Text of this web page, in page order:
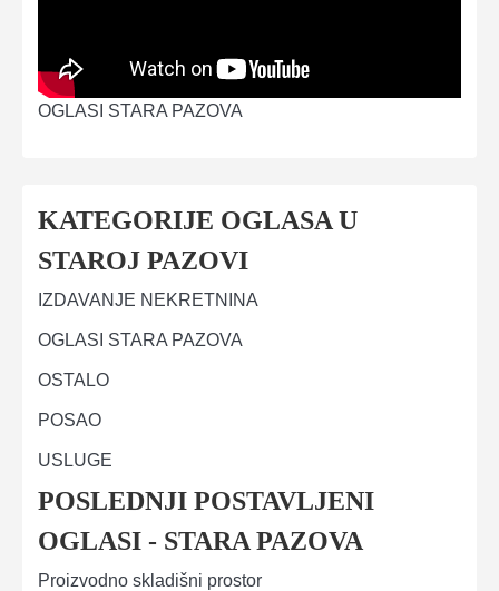
OGLASI STARA PAZOVA
KATEGORIJE OGLASA U
STAROJ PAZOVI
IZDAVANJE NEKRETNINA
OGLASI STARA PAZOVA
OSTALO
POSAO
USLUGE
POSLEDNJI POSTAVLJENI
OGLASI - STARA PAZOVA
Proizvodno skladišni prostor